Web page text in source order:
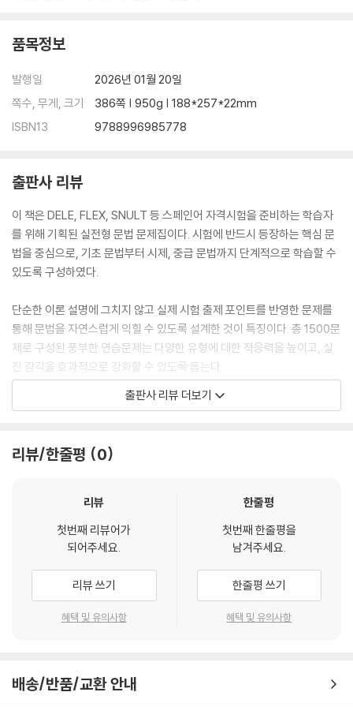
품목정보
발행일
2026년 01월 20일
쪽수, 무게, 크기
386쪽 | 950g | 188*257*22mm
ISBN13
9788996985778
출판사 리뷰
이 책은 DELE, FLEX, SNULT 등 스페인어 자격시험을 준비하는 학습자
를 위해 기획된 실전형 문법 문제집이다. 시험에 반드시 등장하는 핵심 문
법을 중심으로, 기초 문법부터 시제, 중급 문법까지 단계적으로 학습할 수
있도록 구성하였다.
단순한 이론 설명에 그치지 않고 실제 시험 출제 포인트를 반영한 문제를
통해 문법을 자연스럽게 익힐 수 있도록 설계한 것이 특징이다. 총 1500문
제로 구성된 풍부한 연습문제는 다양한 유형에 대한 적응력을 높이고, 실
전 감각을 효과적으로 강화할 수 있도록 돕는다.
특히 “문제를 풀기만 해도 문법이 완성된다”는 학습 원리를 바탕으로 반복
효율을 극대화하였다.
스페인어 시험을 앞두고 단기간에 문법을 정리하고자 하는 학습자, 문법
비 교재가 될 것이다.
출판사 리뷰 더보기
리뷰/한줄평 0
리뷰
첫번째 리뷰어가
되어주세요.
리뷰 쓰기
혜택 및 유의사항
한줄평
첫번째 한줄평을
남겨주세요.
한줄평 쓰기
혜택 및 유의사항
배송/반품/교환 안내